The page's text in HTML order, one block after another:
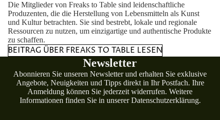
Die Mitglieder von Freaks to Table sind leidenschaftliche
Produzenten, die die Herstellung von Lebensmitteln als Kunst
und Kultur betrachten. Sie sind bestrebt, lokale und regionale
Ressourcen zu nutzen, um einzigartige und authentische Produkte
zu schaffen.
BEITRAG ÜBER FREAKS TO TABLE LESEN
Newsletter
Abonnieren Sie unseren Newsletter und erhalten Sie exklusive
Angebote, Neuigkeiten und Tipps direkt in Ihr Postfach. Ihre
Anmeldung können Sie jederzeit widerrufen. Weitere
Informationen finden Sie in unsererDatenschutzerklärung.